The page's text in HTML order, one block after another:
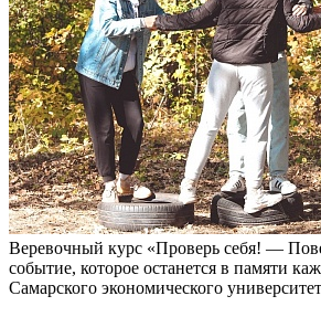
Веревочный курс «Проверь себя! —
событие, которое останется в памяти
Самарского экономического